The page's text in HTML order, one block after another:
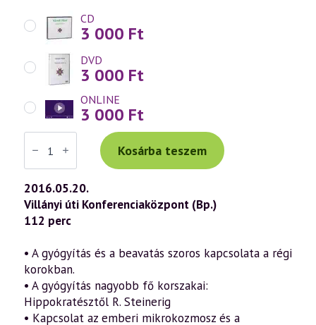
CD
3 000 Ft
DVD
3 000 Ft
ONLINE
3 000 Ft
Váradi
Tibor
előadás
(739)
—
Egészség,
betegség,
gyógyulás
a
fényében
(2016.05.20.)
mennyiség
Kosárba teszem
2016.05.20.
Villányi úti Konferenciaközpont (Bp.)
112 perc
• A gyógyítás és a beavatás szoros kapcsolata a régi
korokban.
• A gyógyítás nagyobb fő korszakai:
Hippokratésztől R. Steinerig
• Kapcsolat az emberi mikrokozmosz és a